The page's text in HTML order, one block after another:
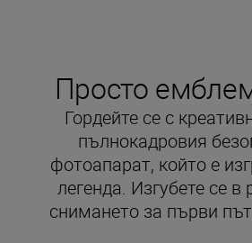
Просто
Гордейте се с
пълнокадровия
фотоапарат, който е
легенда. Изгубете се в
снимането за първи